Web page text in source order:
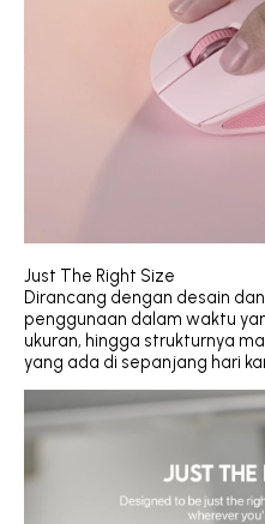
Just The Right Size
Dirancang dengan desain
penggunaan dalam waktu
ukuran, hingga strukturnya
yang ada di sepanjang hari